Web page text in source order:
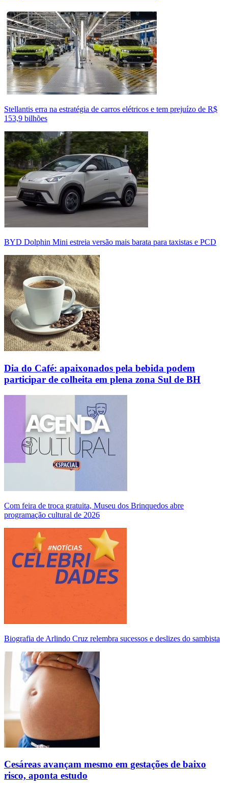
Stellantis erra na estratégia de carros elétricos e tem prejuízo de R$
153,9 bilhões
BYD Dolphin Mini estreia versão mais barata para taxistas e PCD
Dia do Café: apaixonados pela bebida podem
participar de colheita em plena zona Sul de BH
Com feira de troca gratuita, Museu dos Brinquedos abre
programação cultural de 2026
Biografia de Arlindo Cruz relembra sucessos e deslizes do sambista
Cesáreas avançam mesmo em gestações de baixo
risco, aponta estudo